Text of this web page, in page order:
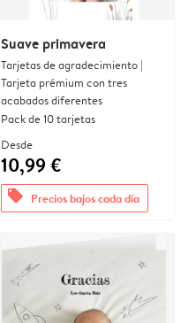
Suave primavera
Tarjetas de agradecimiento |
Tarjeta prémium con tres
acabados diferentes
Pack de 10 tarjetas
Desde
10,99 €
offers Precios bajos cada día